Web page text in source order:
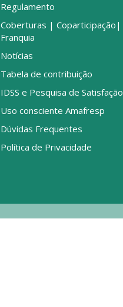
Regulamento
Coberturas | Coparticipação|
Franquia
Notícias
Tabela de contribuição
IDSS e Pesquisa de Satisfação
Uso consciente Amafresp
Dúvidas Frequentes
Política de Privacidade